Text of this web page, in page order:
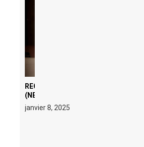
REGARD ÉDITORIAL SUR JE
(NETFLIX) : AVICII, OU LE DOUBLE
ICÔNE SURCHAUFFÉE
janvier 8, 2025